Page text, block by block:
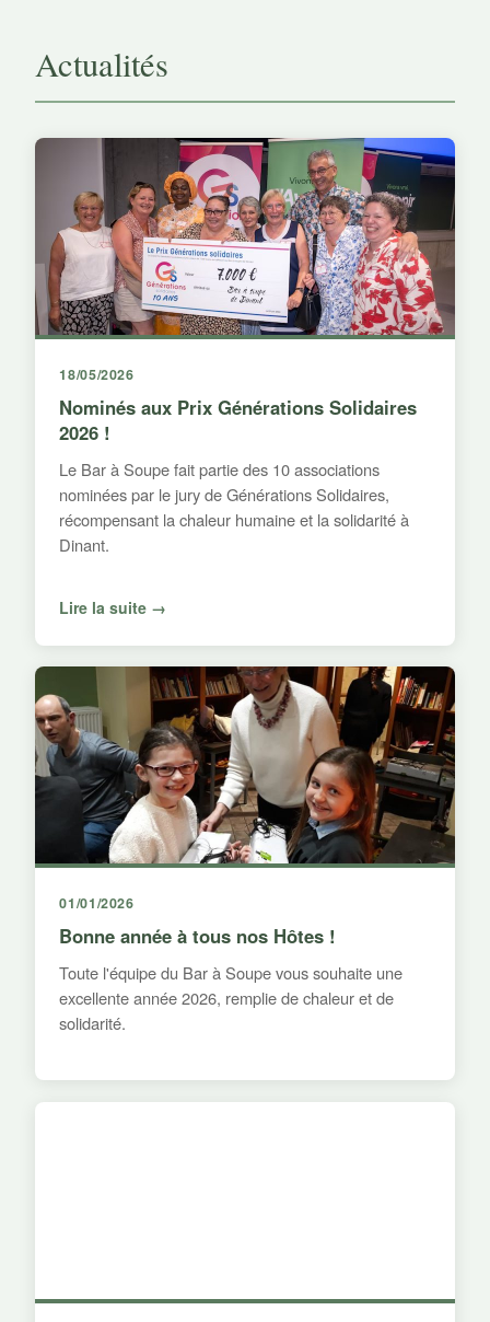
Actualités
18/05/2026
Nominés aux Prix Générations Solidaires
2026 !
Le Bar à Soupe fait partie des 10 associations
nominées par le jury de Générations Solidaires,
récompensant la chaleur humaine et la solidarité à
Dinant.
Lire la suite →
01/01/2026
Bonne année à tous nos Hôtes !
Toute l'équipe du Bar à Soupe vous souhaite une
excellente année 2026, remplie de chaleur et de
solidarité.